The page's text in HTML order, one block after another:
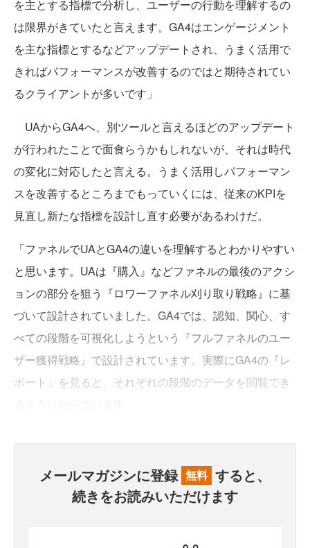
を主とする指標で分析し、ユーザーの行動を理解するの
は限界がきていたと言えます。GA4はエンゲージメント
を主な指標とするなどアップデートされ、うまく活用で
きればパフォーマンスが改善するのではと期待されてい
るクライアントが多いです」
UAからGA4へ、別ツールと言えるほどのアップデート
が行われたことで面食らうかもしれないが、それは時代
の変化に対応したと言える。うまく活用しパフォーマン
スを改善するところまでもっていくには、従来のKPIを
見直し新たな指標を設計し直す必要があるわけだ。
「ファネルでUAとGA4の違いを理解するとわかりやすい
と思います。UAは『購入』などファネルの最後のアクシ
ョンの部分を狙う『ロワーファネル刈り取り戦略』に基
づいて設計されていました。GA4では、認知、関心、す
べての段階を可視化しようという『フルファネルのユー
ザー獲得戦略』で設計されています。実際にGA4の『レ
ポート』を見ると、それぞれの段階のデータを閲覧でき
メールマガジンに登録 無料 すると、
続きをお読みいただけます